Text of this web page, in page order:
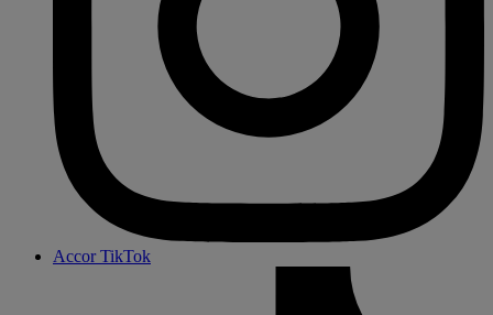
Accor TikTok